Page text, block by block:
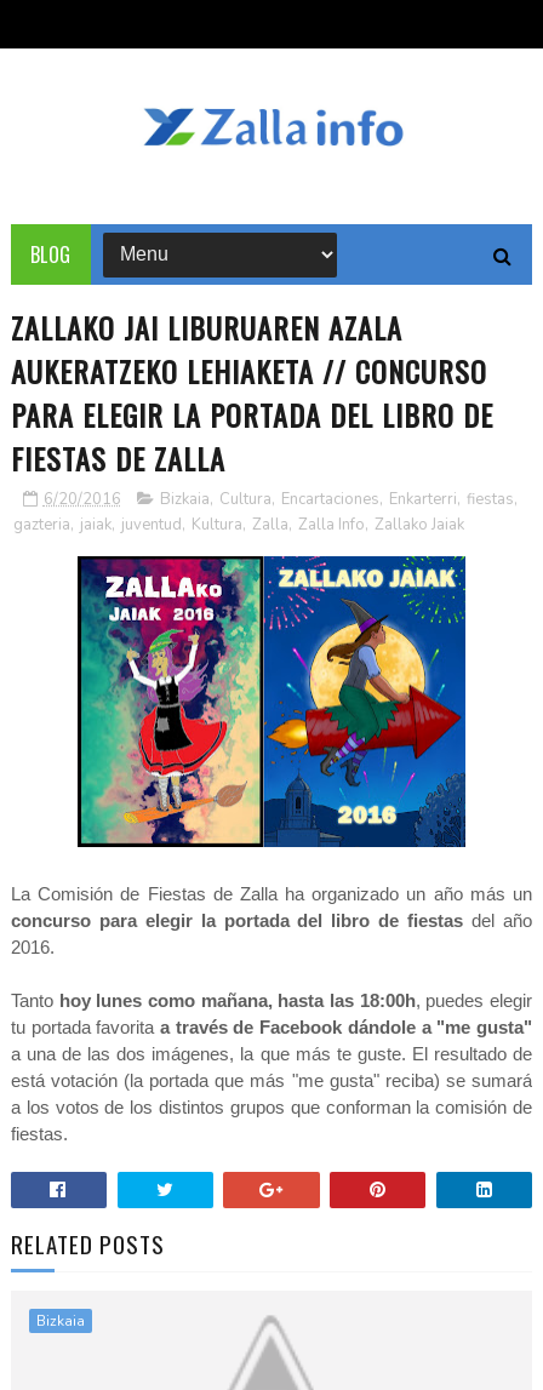
BLOG
ZALLAKO JAI LIBURUAREN AZALA
AUKERATZEKO LEHIAKETA // CONCURSO
PARA ELEGIR LA PORTADA DEL LIBRO DE
FIESTAS DE ZALLA
6/20/2016 Bizkaia, Cultura, Encartaciones, Enkarterri, fiestas,
gazteria, jaiak, juventud, Kultura, Zalla, Zalla Info, Zallako Jaiak
La Comisión de Fiestas de Zalla ha organizado un año más un
concurso para elegir la portada del libro de fiestasdel año
2016.
Tanto hoy lunes como mañana, hasta las 18:00h, puedes elegir
tu portada favoritaa través de Facebook dándole a "me gusta"
a una de las dos imágenes, la que más te guste. El resultado de
está votación (la portada que más "me gusta" reciba) se sumará
a los votos de los distintos grupos que conforman la comisión de
fiestas.
RELATED POSTS
Bizkaia